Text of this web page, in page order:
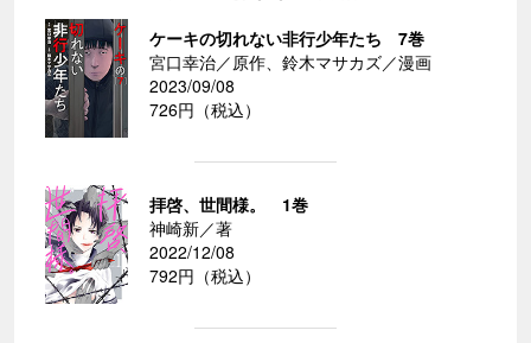
ケーキの切れない非行少年たち 7巻
宮口幸治／原作、鈴木マサカズ／漫画
2023/09/08
726円（税込）
拝啓、世間様。 1巻
神崎新／著
2022/12/08
792円（税込）